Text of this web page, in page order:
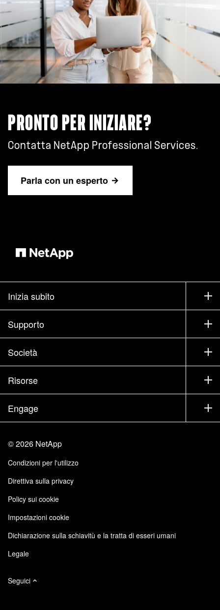
PRONTO PER INIZIARE?
Contatta NetApp Professional Services.
Parla con un esperto
Inizia subito
Come acquistare
Contatta il commerciale
Trova un partner
Executive briefing
Elenco prodotti A-Z
Supporto
Supporto
Training
Documentazione
Community
Impara
Società
Società
Partner
Offerte di lavoro
Trust Center
Responsabilità e sostenibilità
Certificazioni di qualità
NetApp Instaclustr
Risorse
Newsroom
Eventi
Blog
Esperienza del cliente
Testimonianze dei clienti
Engage
Feedback sito
Accessibilità
Iscrizioni email
NetApp P. Iva 02655930960
Modello 231
©2026 NetApp
Condizioni per l'utilizzo
Direttiva sulla privacy
Policy sui cookie
Impostazioni cookie
Dichiarazione sulla schiavitù e la tratta di esseri umani
Legale
Seguici